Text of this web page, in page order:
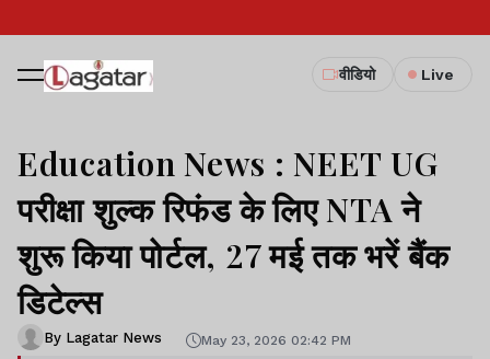
वीडियो Live
Education News : NEET UG
परीक्षा शुल्क रिफंड के लिए NTA ने
शुरू किया पोर्टल, 27 मई तक भरें बैंक
डिटेल्स
By Lagatar News May 23, 2026 02:42 PM